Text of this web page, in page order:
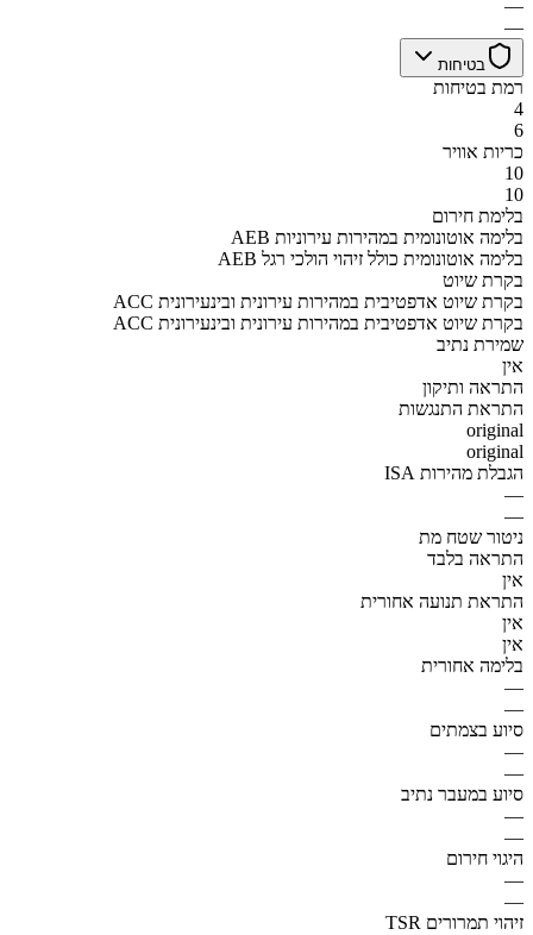
—
—
בטיחות
רמת בטיחות
4
6
כריות אוויר
10
10
בלימת חירום
AEB בלימה אוטונומית במהירות עירוניות
AEB בלימה אוטונומית כולל זיהוי הולכי רגל
בקרת שיוט
ACC בקרת שיוט אדפטיבית במהירות עירונית ובינעירונית
ACC בקרת שיוט אדפטיבית במהירות עירונית ובינעירונית
שמירת נתיב
אין
התראה ותיקון
התראת התנגשות
original
original
הגבלת מהירות ISA
—
—
ניטור שטח מת
התראה בלבד
אין
התראת תנועה אחורית
אין
אין
בלימה אחורית
—
—
סיוע בצמתים
—
—
סיוע במעבר נתיב
—
—
היגוי חירום
—
—
זיהוי תמרורים TSR